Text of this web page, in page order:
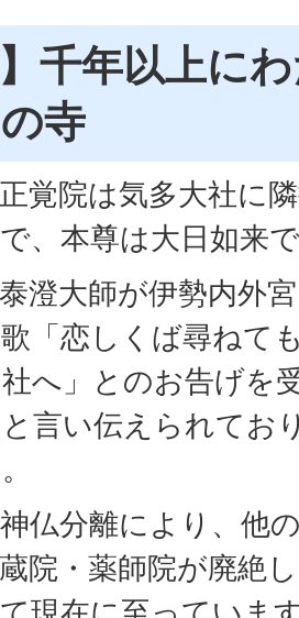
】千年以上に
寺
覚院は気多大社に
、本尊は大日如来
澄大師が伊勢内外
「恋しくば尋ねて
へ」とのお告げを
言い伝えられてお
仏分離により、他
院・薬師院が廃絶